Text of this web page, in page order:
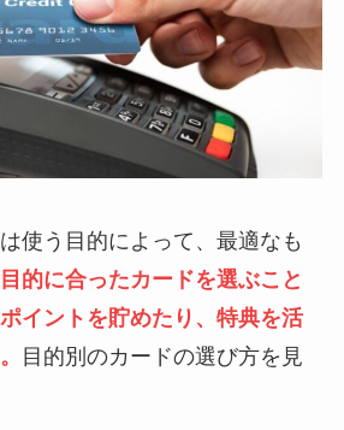
使う目的によって、最適なも
目的に合ったカードを選ぶこと
イントを貯めたり、特典を活
目的別のカードの選び方を見